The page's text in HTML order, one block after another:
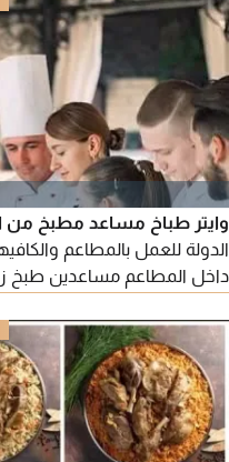
وايتر طباخ مساعد مطبخ من
الدولة للعمل بالمطاعم
داخل المطاعم مساعدين طبخ